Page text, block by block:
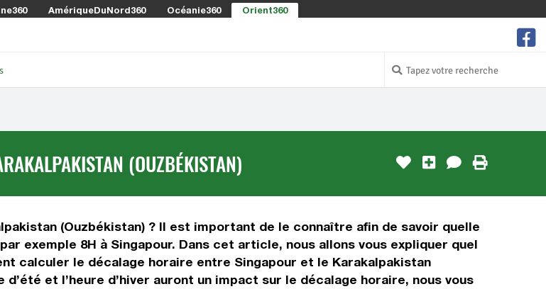
AmériqueDuNord360 Océanie360 Orient360
(OUZBÉKISTAN)
(Ouzbékistan) ? Il est important de le connaître afin de savoir quelle
exemple 8H à Singapour. Dans cet article, nous allons vous expliquer quel
calculer le décalage horaire entre Singapour et le Karakalpakistan
et l’heure d’hiver auront un impact sur le décalage horaire, nous vous